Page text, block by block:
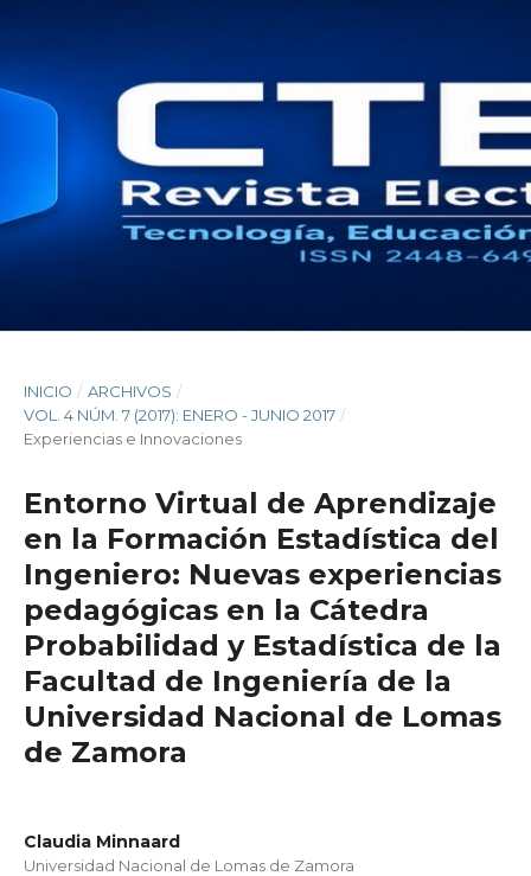
INICIO / ARCHIVOS /
VOL. 4 NÚM. 7 (2017): ENERO - JUNIO 2017 /
Experiencias e Innovaciones
Entorno Virtual de Aprendizaje
en la Formación Estadística del
Ingeniero: Nuevas experiencias
pedagógicas en la Cátedra
Probabilidad y Estadística de la
Facultad de Ingeniería de la
Universidad Nacional de Lomas
de Zamora
Claudia Minnaard
Universidad Nacional de Lomas de Zamora